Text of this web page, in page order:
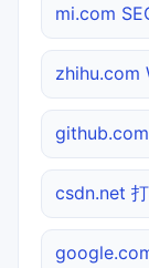
mi.com
csdn.net